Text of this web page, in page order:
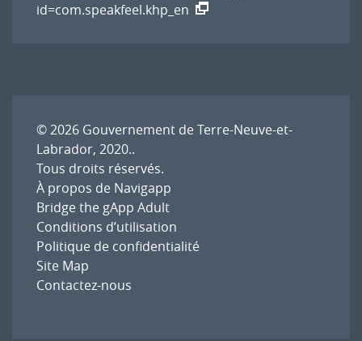
id=com.speakfeel.khp_en
© 2026 Gouvernement de Terre-Neuve-et-
Labrador, 2020..
Tous droits réservés.
À propos de Navigapp
Bridge the gApp Adult
Conditions d’utilisation
Politique de confidentialité
Site Map
Contactez-nous